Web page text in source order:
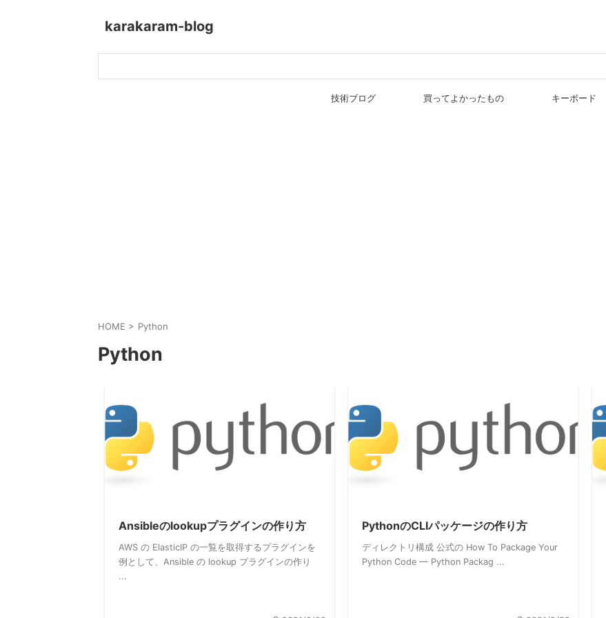
karakaram-blog
技術ブログ 買ってよかったもの キーボード
HOME > Python
Python
Ansibleのlookupプラグインの作り方
AWS の ElasticIP の一覧を取得するプラグインを
例として、Ansible の lookup プラグインの作り
...
PythonのCLIパッケージの作り方
ディレクトリ構成 公式の How To Package Your
Python Code — Python Packag ...